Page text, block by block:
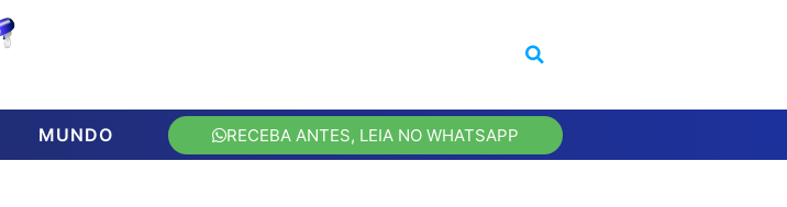
MUNDO RECEBA ANTES, LEIA NO WHATSAPP